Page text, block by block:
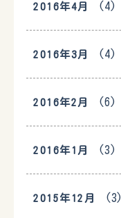
2016年4月 (4)
2016年3月 (4)
2016年2月 (6)
2016年1月 (3)
2015年12月 (3)